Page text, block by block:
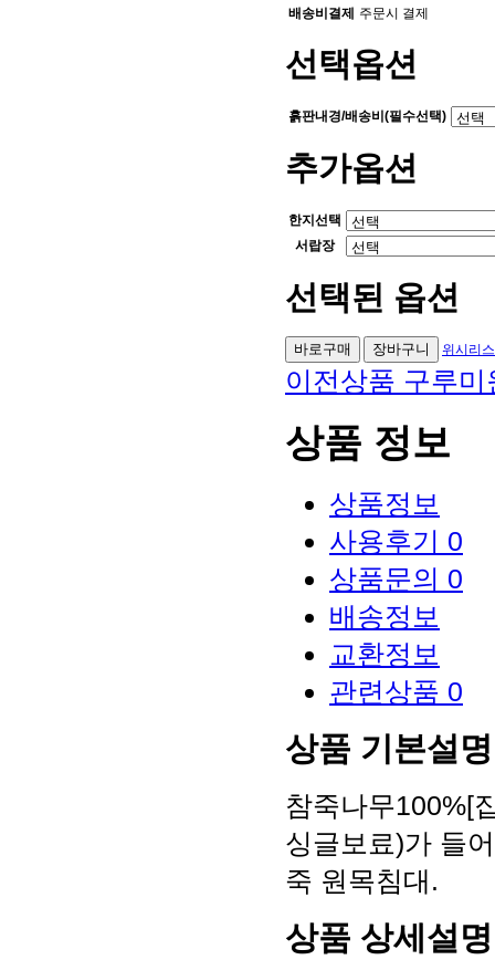
배송비결제
주문시 결제
선택옵션
흙판내경/배송비(필수선택)
추가옵션
한지선택
서랍장
선택된 옵션
위시리
이전상품 구루미
상품 정보
상품정보
사용후기 0
상품문의 0
배송정보
교환정보
관련상품 0
상품 기본설명
참죽나무100%[
싱글보료)가 들
죽 원목침대.
상품 상세설명